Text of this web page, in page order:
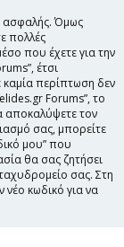
ασφαλής. Όμως
πολλές
που έχετε για την
έτσι
περίπτωση δεν
Forums”, το
αποκαλύψετε τον
σας, μπορείτε
μου” που
θα σας ζητήσει
σας. Στη
νέο κωδικό για να